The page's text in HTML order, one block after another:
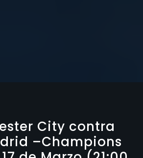
City contra
–Champions